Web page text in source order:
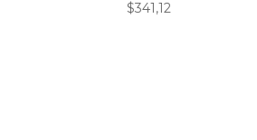
$341,12